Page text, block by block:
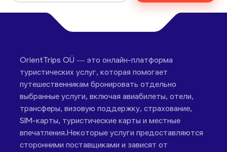
OrientTrips OÜ — это онлайн-платформа
туристических услуг, которая помогает
путешественникам бронировать отдельно
выбранные услуги, включая авиабилеты, отели,
трансферы, визовую поддержку, страхование,
SIM-карты, туристические карты и местные
впечатления.Некоторые услуги предоставляются
сторонними поставщиками и зависят от